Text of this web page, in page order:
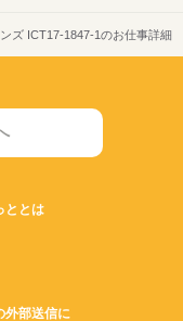
ズ ICT17-1847-1のお仕事詳細
ととは
外部送信に